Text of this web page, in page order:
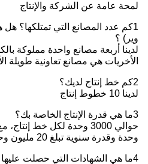
لمحة عامة عن الشركة والإنتاج
1كم عدد المصانع التي تمتلكها؟
وير) ؟
لدينا أربعة مصانع واحدة مملوكة
الأخريات هي مصانع تعاونية طويلة
2كم خط إنتاج لديك؟
لدينا 10 خطوط إنتاج
3ما هي قدرة الإنتاج الخاصة بك؟
وحدة وقدرة سنوية تبلغ 20 مليون وحدة.
4ما هي الشهادات التي حصلت عليها مصانعك؟